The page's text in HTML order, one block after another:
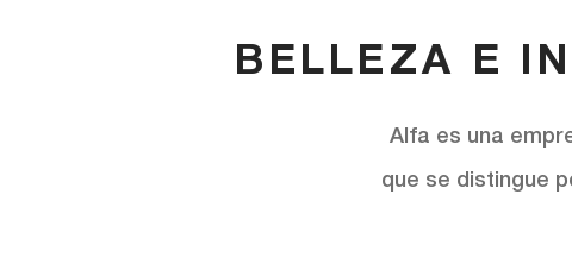
BELLEZA E
Alfa es una
que se distingue